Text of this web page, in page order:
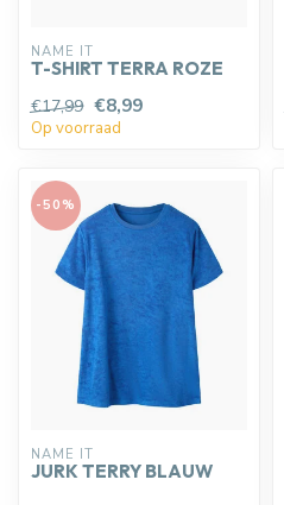
NAME IT
T-SHIRT TERRA ROZE
€17,99 €8,99
Op voorraad
-50%
NAME IT
JURK TERRY BLAUW